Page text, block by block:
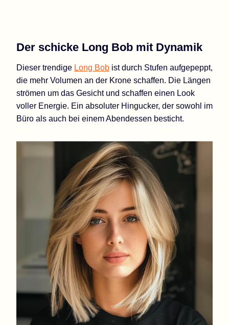
Der schicke Long Bob mit Dynamik
Dieser trendige Long Bob ist durch Stufen aufgepeppt,
die mehr Volumen an der Krone schaffen. Die Längen
strömen um das Gesicht und schaffen einen Look
voller Energie. Ein absoluter Hingucker, der sowohl im
Büro als auch bei einem Abendessen besticht.